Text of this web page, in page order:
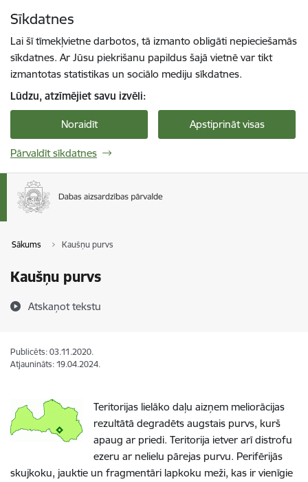
Sīkdatnes
Lai šī tīmekļvietne darbotos, tā izmanto obligāti nepieciešamās
sīkdatnes. Ar Jūsu piekrišanu papildus šajā vietnē var tikt
izmantotas statistikas un sociālo mediju sīkdatnes.
Lūdzu, atzīmējiet savu izvēli:
Noraidīt Apstiprināt visas
Pārvaldīt sīkdatnes
Sākums Kaušņu purvs
Kaušņu purvs
Atskaņot tekstu
Publicēts: 03.11.2020.
Atjaunināts: 19.04.2024.
Teritorijas lielāko daļu aizņem meliorācijas
rezultātā degradēts augstais purvs, kurš
apaug ar priedi. Teritorija ietver arī distrofu
ezeru ar nelielu pārejas purvu. Perifērijās
skujkoku, jauktie un fragmentāri lapkoku meži, kas ir vienīgie